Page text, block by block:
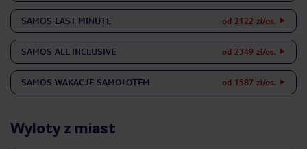
SAMOS LAST MINUTE od 2122 zł/os.
SAMOS ALL INCLUSIVE od 2349 zł/os.
SAMOS WAKACJE SAMOLOTEM od 1587 zł/os.
Wyloty z miast